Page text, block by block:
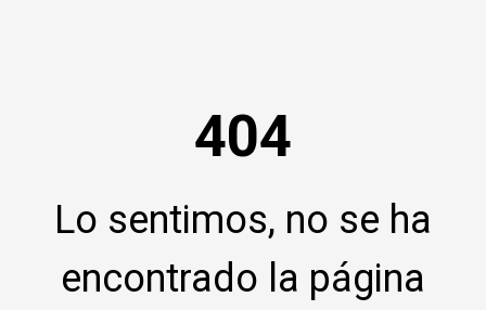
404
Lo sentimos, no se ha
encontrado la página